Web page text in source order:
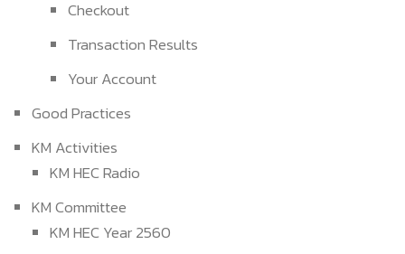
Checkout
Transaction Results
Your Account
Good Practices
KM Activities
KM HEC Radio
KM Committee
KM HEC Year 2560